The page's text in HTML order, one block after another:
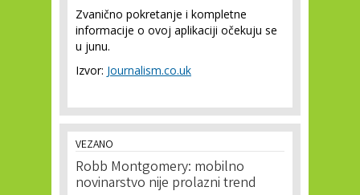
Zvanično pokretanje i kompletne
informacije o ovoj aplikaciji očekuju se
u junu.
Izvor: Journalism.co.uk
VEZANO
Robb Montgomery: mobilno
novinarstvo nije prolazni trend